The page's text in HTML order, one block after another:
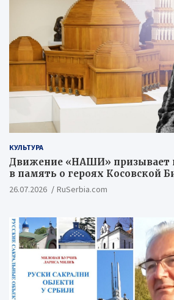
КУЛЬТУРА
Движение «НАШИ» призывает
в память о героях Косовской
26.07.2026 RuSerbia.com